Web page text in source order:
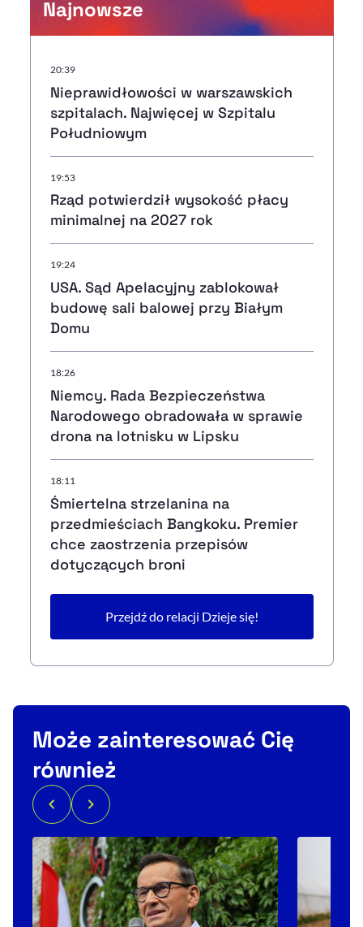
Najnowsze
20:39
Nieprawidłowości w warszawskich
szpitalach. Najwięcej w Szpitalu
Południowym
19:53
Rząd potwierdził wysokość płacy
minimalnej na 2027 rok
19:24
USA. Sąd Apelacyjny zablokował
budowę sali balowej przy Białym
Domu
18:26
Niemcy. Rada Bezpieczeństwa
Narodowego obradowała w sprawie
drona na lotnisku w Lipsku
18:11
Śmiertelna strzelanina na
przedmieściach Bangkoku. Premier
chce zaostrzenia przepisów
dotyczących broni
Przejdź do relacji Dzieje się!
Może zainteresować Cię
również